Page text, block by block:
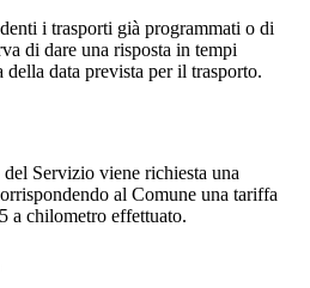
i trasporti già programmati o di
di dare una risposta in tempi
data prevista per il trasporto.
Servizio viene richiesta una
al Comune una tariffa
a chilometro effettuato.